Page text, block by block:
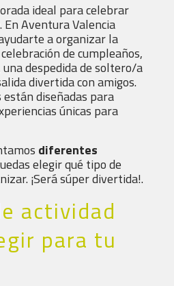
ideal para celebrar
Aventura Valencia
a organizar la
de cumpleaños,
despedida de soltero/a
divertida con amigos.
están diseñadas para
únicas para
diferentes
elegir qué tipo de
¡Será súper divertida!.
actividad
para tu